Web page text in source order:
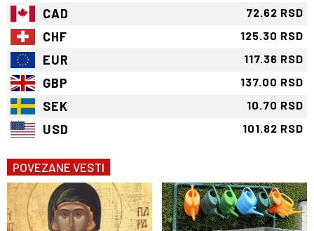
CAD 72.62 RSD
CHF 125.30 RSD
EUR 117.36 RSD
GBP 137.00 RSD
SEK 10.70 RSD
USD 101.82 RSD
POVEZANE VESTI